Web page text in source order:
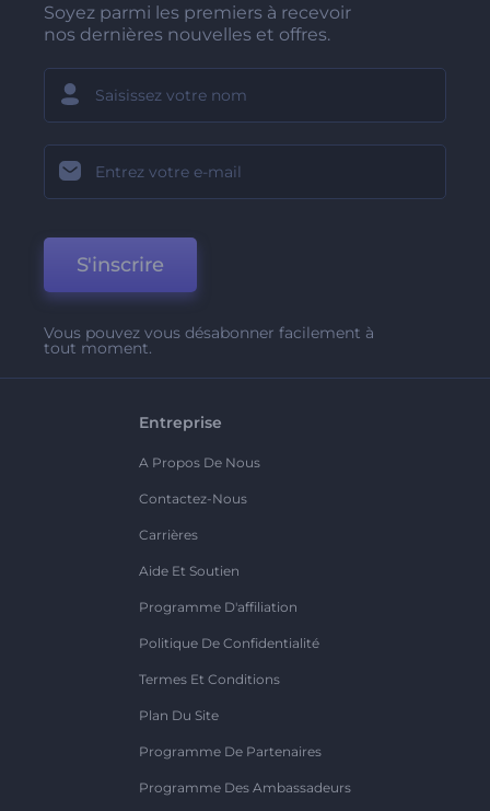
Soyez parmi les premiers à recevoir
nos dernières nouvelles et offres.
S'inscrire
Vous pouvez vous désabonner facilement à
tout moment.
Entreprise
A Propos De Nous
Contactez-Nous
Carrières
Aide Et Soutien
Programme D'affiliation
Politique De Confidentialité
Termes Et Conditions
Plan Du Site
Programme De Partenaires
Programme Des Ambassadeurs